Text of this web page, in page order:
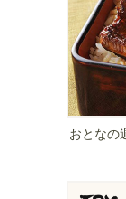
おとなの